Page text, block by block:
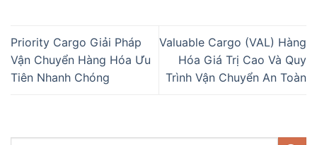
Priority Cargo Giải Pháp
Vận Chuyển Hàng Hóa Ưu
Tiên Nhanh Chóng
Valuable Cargo (VAL) Hàng
Hóa Giá Trị Cao Và Quy
Trình Vận Chuyển An Toàn